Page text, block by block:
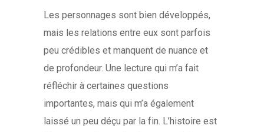
Les personnages sont bien développés,
mais les relations entre eux sont parfois
peu crédibles et manquent de nuance et
de profondeur. Une lecture qui m’a fait
réfléchir à certaines questions
importantes, mais qui m’a également
laissé un peu déçu par la fin. L’histoire est